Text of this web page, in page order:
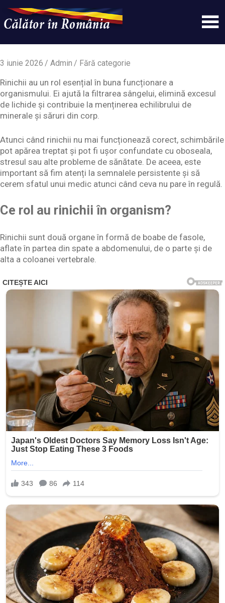
content
Calatorinromania
simplu
WordPress
3 iunie 2026 Admin Fără categorie
Rinichii au un rol esențial în buna funcționare a
organismului. Ei ajută la filtrarea sângelui, elimină excesul
de lichide și contribuie la menținerea echilibrului de
minerale și săruri din corp.
Atunci când rinichii nu mai funcționează corect, schimbările
pot apărea treptat și pot fi ușor confundate cu oboseala,
stresul sau alte probleme de sănătate. De aceea, este
important să fim atenți la semnalele persistente și să
cerem sfatul unui medic atunci când ceva nu pare în regulă.
Ce rol au rinichii în organism?
Rinichii sunt două organe în formă de boabe de fasole,
aflate în partea din spate a abdomenului, de o parte și de
alta a coloanei vertebrale.